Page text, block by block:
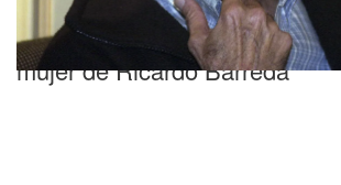
Los detalles
Qué fue de la vida de Berta,
mujer de Ricardo Barreda